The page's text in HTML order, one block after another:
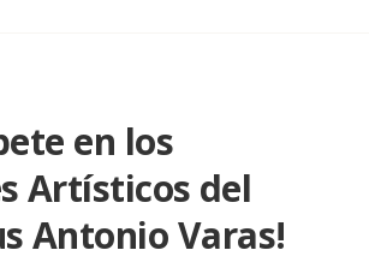
en los
Artísticos del
Antonio Varas!